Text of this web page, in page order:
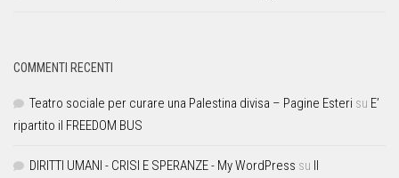
COMMENTI RECENTI
Teatro sociale per curare una Palestina divisa – Pagine Esteri su E’
ripartito il FREEDOM BUS
DIRITTI UMANI - CRISI E SPERANZE - My WordPress su Il